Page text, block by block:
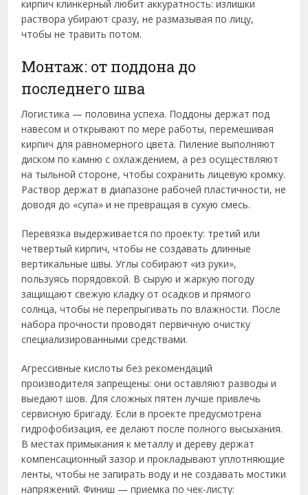
кирпич клинкерный любит аккуратность: излишки
раствора убирают сразу, не размазывая по лицу,
чтобы не травить потом.
Монтаж: от поддона до
последнего шва
Логистика — половина успеха. Поддоны держат под
навесом и открывают по мере работы, перемешивая
кирпич для равномерного цвета. Пиление выполняют
диском по камню с охлаждением, а рез осуществляют
на тыльной стороне, чтобы сохранить лицевую кромку.
Раствор держат в диапазоне рабочей пластичности, не
доводя до «супа» и не превращая в сухую смесь.
Перевязка выдерживается по проекту: третий или
четвертый кирпич, чтобы не создавать длинные
вертикальные швы. Углы собирают «из руки»,
пользуясь порядовкой. В сырую и жаркую погоду
защищают свежую кладку от осадков и прямого
солнца, чтобы не перепрыгивать по влажности. После
набора прочности проводят первичную очистку
специализированными средствами.
Агрессивные кислоты без рекомендаций
производителя запрещены: они оставляют разводы и
выедают шов. Для сложных пятен лучше привлечь
сервисную бригаду. Если в проекте предусмотрена
гидрофобизация, ее делают после полного высыхания.
В местах примыкания к металлу и дереву держат
компенсационный зазор и прокладывают уплотняющие
ленты, чтобы не запирать воду и не создавать мостики
напряжений. Финиш — приемка по чек-листу: